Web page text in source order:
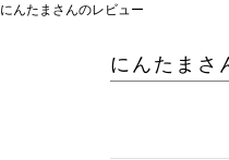
にんたまさんのレビュー
にんたまさ